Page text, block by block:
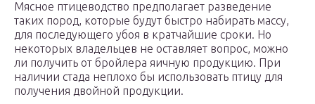
Мясное птицеводство предполагает разведение
таких пород, которые будут быстро набирать массу,
для последующего убоя в кратчайшие сроки. Но
некоторых владельцев не оставляет вопрос, можно
ли получить от бройлера яичную продукцию. При
наличии стада неплохо бы использовать птицу для
получения двойной продукции.